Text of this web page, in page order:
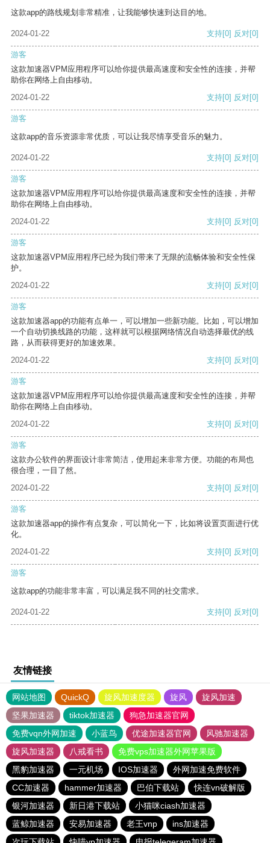
这款app的路线规划非常精准，让我能够快速到达目的地。
2024-01-22 支持[0] 反对[0]
游客
这款加速器VPM应用程序可以给你提供最高速度和安全性的连接，并帮
助你在网络上自由移动。
2024-01-22
支持[0] 反对[0]
游客
这款app的音乐资源非常优质，可以让我尽情享受音乐的魅力。
2024-01-22 支持[0] 反对[0]
游客
这款加速器VPM应用程序可以给你提供最高速度和安全性的连接，并帮
助你在网络上自由移动。
2024-01-22
支持[0] 反对[0]
游客
这款加速器VPM应用程序已经为我们带来了无限的流畅体验和安全性保
护。
2024-01-22
支持[0] 反对[0]
游客
这款加速器app的功能有点单一，可以增加一些新功能。比如，可以增加
一个自动切换线路的功能，这样就可以根据网络情况自动选择最优的线
路，从而获得更好的加速效果。
2024-01-22
支持[0] 反对[0]
游客
这款加速器VPM应用程序可以给你提供最高速度和安全性的连接，并帮
助你在网络上自由移动。
2024-01-22
支持[0] 反对[0]
游客
这款办公软件的界面设计非常简洁，使用起来非常方便。功能的布局也
很合理，一目了然。
2024-01-22
支持[0] 反对[0]
游客
这款加速器app的操作有点复杂，可以简化一下，比如将设置页面进行优
化。
2024-01-22
支持[0] 反对[0]
游客
这款app的功能非常丰富，可以满足我不同的社交需求。
2024-01-22 支持[0] 反对[0]
友情链接
网站地图 QuickQ 旋风加速度器 旋风
旋风加速
坚果加速器
tiktok加速器
狗急加速器官网
免费vqn外网加速
小蓝鸟 优途加速器官网
风驰加速器
旋风加速器
八戒看书
免费vps加速器外网苹果版
黑豹加速器
一元机场 IOS加速器
外网加速免费软件
CC加速器
hammer加速器 巴伯下载站
快连vn破解版
银河加速器
新日港下载站
小猫咪ciash加速器
蓝鲸加速器
安易加速器 老王vnp
ins加速器